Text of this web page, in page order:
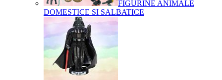
FIGURINE ANIMALE
DOMESTICE SI SALBATICE